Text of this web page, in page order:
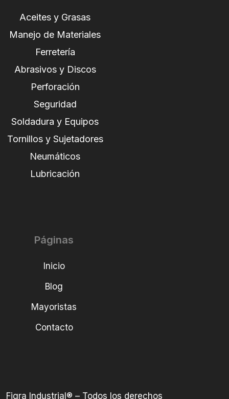
Aceites y Grasas
Manejo de Materiales
Ferretería
Abrasivos y Discos
Perforación
Seguridad
Soldadura y Equipos
Tornillos y Sujetadores
Neumáticos
Lubricación
Páginas
Inicio
Blog
Mayoristas
Contacto
Figra Industrial® – Todos los derechos